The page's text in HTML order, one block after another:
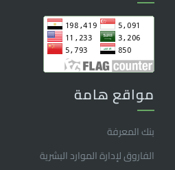
مواقع هامة
بنك المعرفة
الفاروق ﻹدارة الموارد البشرية